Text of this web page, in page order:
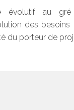
au gré
des
du porteur de